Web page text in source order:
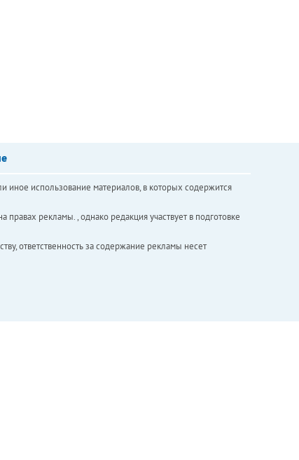
иное использование материалов, в которых содержится
рекламы. , однако редакция участвует в подготовке
ответственность за содержание рекламы несет